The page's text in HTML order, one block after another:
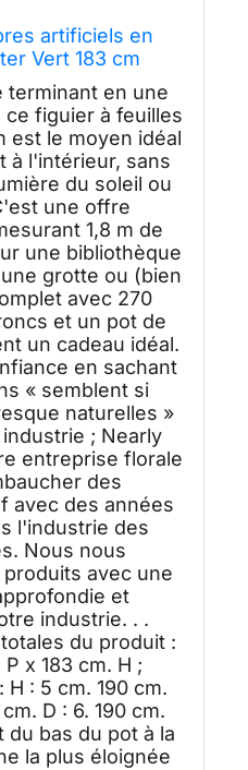
artificiels en
Vert 183 cm
terminant en une
figuier à feuilles
est le moyen idéal
à l'intérieur, sans
du soleil ou
une offre
1,8 m de
une bibliothèque
grotte ou (bien
avec 270
et un pot de
un cadeau idéal.
en sachant
« semblent si
naturelles »
; Nearly
entreprise florale
des
avec des années
l'industrie des
Nous nous
avec une
et
industrie. . .
du produit :
x 183 cm. H ;
: 5 cm. 190 cm.
D : 6. 190 cm.
du bas du pot à la
la plus éloignée